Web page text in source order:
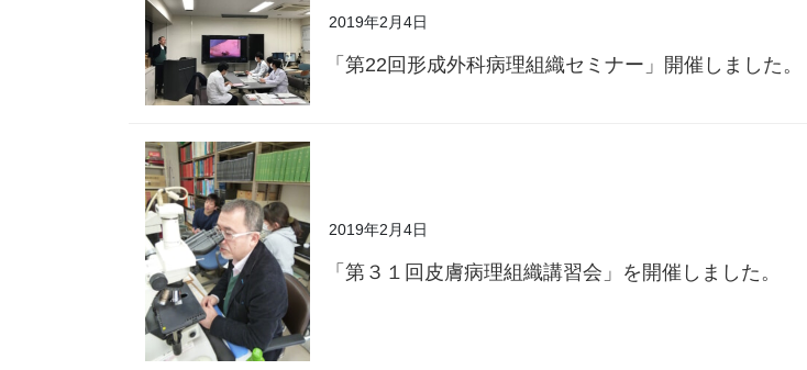
2019年2月4日
「第22回形成外科病理組織セミナー」開催しました。
2019年2月4日
「第３１回皮膚病理組織講習会」を開催しました。